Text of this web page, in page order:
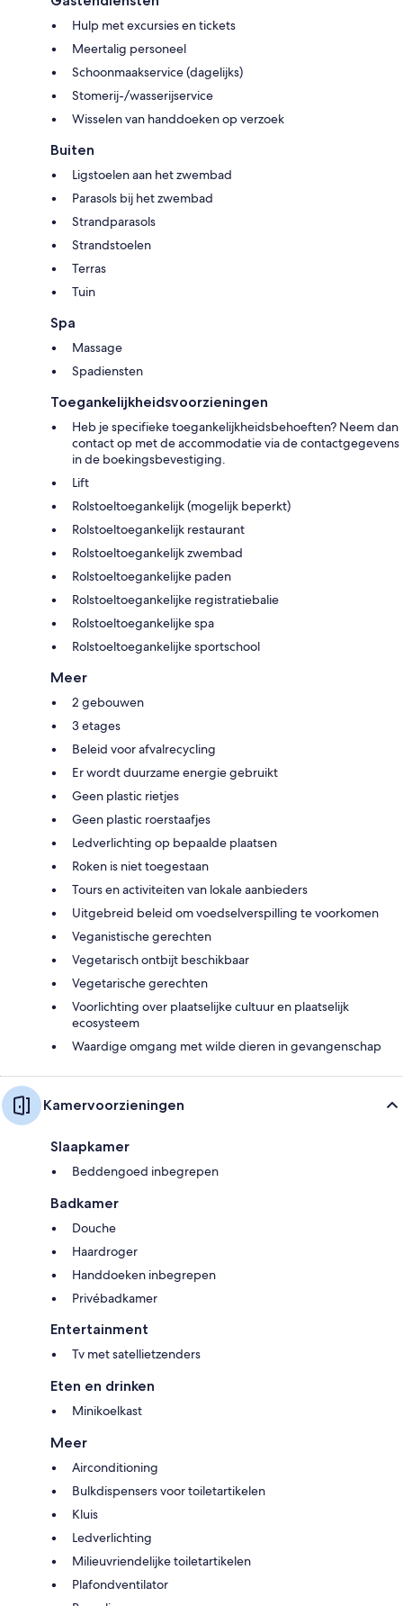
Hulp met excursies en tickets
Meertalig personeel
Schoonmaakservice (dagelijks)
Stomerij-/wasserijservice
Wisselen van handdoeken op verzoek
Buiten
Ligstoelen aan het zwembad
Parasols bij het zwembad
Strandparasols
Strandstoelen
Terras
Tuin
Spa
Massage
Spadiensten
Toegankelijkheidsvoorzieningen
Heb je specifieke toegankelijkheidsbehoeften? Neem dan
contact op met de accommodatie via de contactgegevens
in de boekingsbevestiging.
Lift
Rolstoeltoegankelijk (mogelijk beperkt)
Rolstoeltoegankelijk restaurant
Rolstoeltoegankelijk zwembad
Rolstoeltoegankelijke paden
Rolstoeltoegankelijke registratiebalie
Rolstoeltoegankelijke spa
Rolstoeltoegankelijke sportschool
Meer
2 gebouwen
3 etages
Beleid voor afvalrecycling
Er wordt duurzame energie gebruikt
Geen plastic rietjes
Geen plastic roerstaafjes
Ledverlichting op bepaalde plaatsen
Roken is niet toegestaan
Tours en activiteiten van lokale aanbieders
Uitgebreid beleid om voedselverspilling te voorkomen
Veganistische gerechten
Vegetarisch ontbijt beschikbaar
Vegetarische gerechten
Voorlichting over plaatselijke cultuur en plaatselijk
ecosysteem
Waardige omgang met wilde dieren in gevangenschap
Kamervoorzieningen
Slaapkamer
Beddengoed inbegrepen
Badkamer
Douche
Haardroger
Handdoeken inbegrepen
Privébadkamer
Entertainment
Tv met satellietzenders
Eten en drinken
Minikoelkast
Meer
Airconditioning
Bulkdispensers voor toiletartikelen
Kluis
Ledverlichting
Milieuvriendelijke toiletartikelen
Plafondventilator